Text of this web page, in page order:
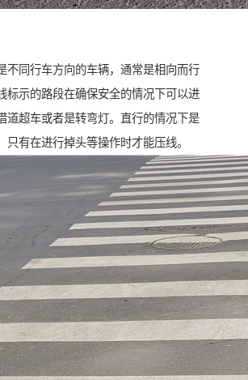
不同行车方向的车辆，通常是相向而行
标示的路段在确保安全的情况下可以进
道超车或者是转弯灯。直行的情况下是
只有在进行掉头等操作时才能压线。